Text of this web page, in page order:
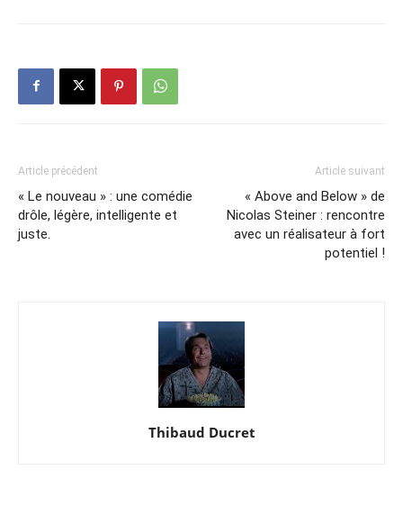
Article précédent
« Le nouveau » : une comédie
drôle, légère, intelligente et
juste.
Article suivant
« Above and Below » de
Nicolas Steiner : rencontre
avec un réalisateur à fort
potentiel !
Thibaud Ducret